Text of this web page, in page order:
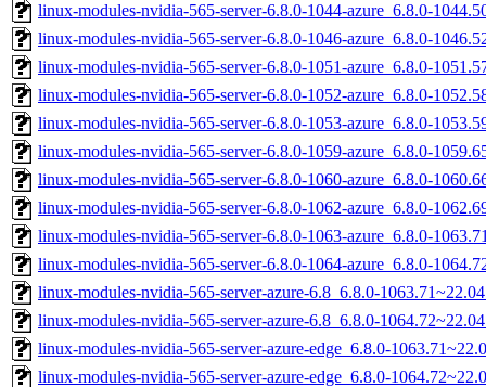
linux-modules-nvidia-565-server-6.8.0-1044-azure_6.8.0-
linux-modules-nvidia-565-server-6.8.0-1046-azure_6.8.0-
linux-modules-nvidia-565-server-6.8.0-1051-azure_6.8.0-
linux-modules-nvidia-565-server-6.8.0-1052-azure_6.8.0-
linux-modules-nvidia-565-server-6.8.0-1053-azure_6.8.0-
linux-modules-nvidia-565-server-6.8.0-1059-azure_6.8.0-
linux-modules-nvidia-565-server-6.8.0-1060-azure_6.8.0-
linux-modules-nvidia-565-server-6.8.0-1062-azure_6.8.0-
linux-modules-nvidia-565-server-6.8.0-1063-azure_6.8.0-
linux-modules-nvidia-565-server-6.8.0-1064-azure_6.8.0-
linux-modules-nvidia-565-server-azure-6.8_6.8.0-
linux-modules-nvidia-565-server-azure-6.8_6.8.0-
linux-modules-nvidia-565-server-azure-edge_6.8.0-
linux-modules-nvidia-565-server-azure-edge_6.8.0-